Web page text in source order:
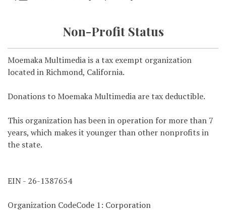
Non-Profit Status
Moemaka Multimedia is a tax exempt organization
located in Richmond, California.
Donations to Moemaka Multimedia are tax deductible.
This organization has been in operation for more than 7
years, which makes it younger than other nonprofits in
the state.
EIN - 26-1387654
Organization CodeCode 1: Corporation